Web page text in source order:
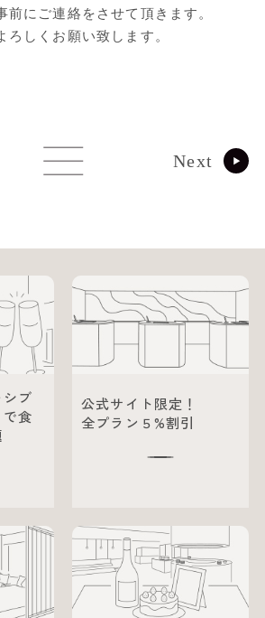
前にご連絡をさせて頂きます。
しくお願い致します。
Next
ブ
食
公式サイト限定！
全プラン５%割引